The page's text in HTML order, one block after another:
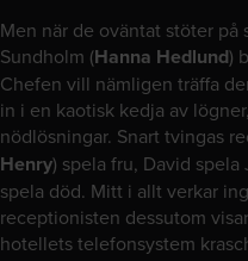
Men när de oväntat stöter på
Sundholm (Hanna Hedlund)
Chefen vill nämligen träffa
in i en kaotisk kedja av
nödlösningar. Snart tvingas
Henry) spela fru, David
spela död. Mitt i allt verkar
receptionisten dessutom
hotellets telefonsystem